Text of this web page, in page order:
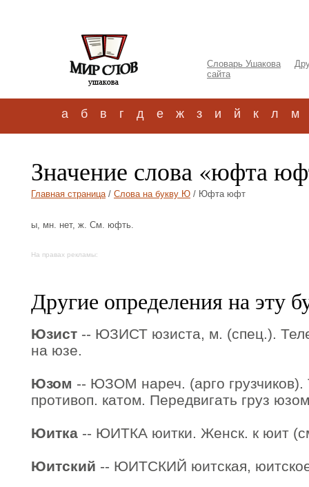
Словарь Ушакова
сайта
а б в г д е ж з и й к л м
Значение слова «юфта
Главная страница/ Слова на букву Ю / Юфта юфт
ы, мн. нет, ж. См. юфть.
На правах рекламы:
Другие определения на эту
Юзист -- ЮЗИСТ юзиста, м. (спец.).
на юзе.
Юзом -- ЮЗОМ нареч. (арго
противоп. катом. Передвигать груз
Юитка -- ЮИТКА юитки. Женск. к юит
Юитский -- ЮИТСКИЙ юитская,